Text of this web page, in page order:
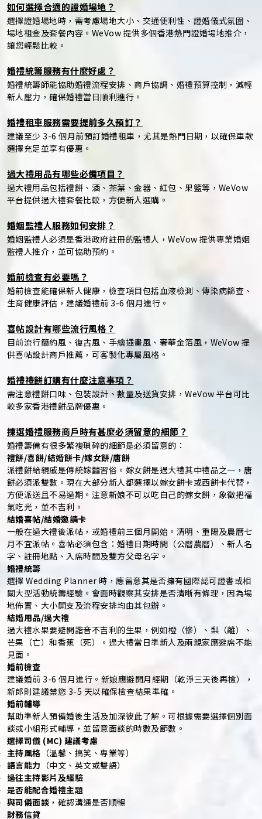
如何選擇合適的證婚場地？
選擇證婚場地時，需考慮場地大小、交通便利性、證婚儀式氛圍、
場地租金及套餐內容。WeVow 提供多個香港熱門證婚場地推介，
讓您輕鬆比較。
婚禮統籌服務有什麼好處？
婚禮統籌師能協助婚禮流程安排、商戶協調、婚禮預算控制，減輕
新人壓力，確保婚禮當日順利進行。
婚禮租車服務需要提前多久預訂？
建議至少 3-6 個月前預訂婚禮租車，尤其是熱門日期，以確保車款
選擇充足並享有優惠。
過大禮用品有哪些必備項目？
過大禮用品包括禮餅、酒、茶葉、金器、紅包、果籃等，WeVow
平台提供過大禮套餐比較，方便新人選購。
婚姻監禮人服務如何安排？
婚姻監禮人必須是香港政府註冊的監禮人，WeVow 提供專業婚姻
監禮人推介，並可協助預約。
婚前檢查有必要嗎？
婚前檢查能確保新人健康，檢查項目包括血液檢測、傳染病篩查、
生育健康評估，建議婚禮前 3-6 個月進行。
喜帖設計有哪些流行風格？
目前流行簡約風、復古風、手繪插畫風、奢華金箔風，WeVow 提
供喜帖設計商戶推薦，可客製化專屬風格。
婚禮禮餅訂購有什麼注意事項？
需注意禮餅口味、包裝設計、數量及送貨安排，WeVow 平台可比
較多家香港禮餅品牌優惠。
揀選婚禮服務商戶時有甚麼必須留意的細節？
婚禮籌備有很多繁複瑣碎的細節是必須留意的：
禮餅/喜餅/結婚餅卡/嫁女餅/唐餅
派禮餅給親戚是傳統嫁囍習俗。嫁女餅是過大禮其中禮品之一，唐
餅必須派雙數。現在大部分新人都選擇以嫁女餅卡或西餅卡代替，
方便派送且不易過期。注意新娘不可以吃自己的嫁女餅，象徵把福
氣吃光，並不吉利。
結婚喜帖/結婚邀請卡
一般在過大禮後派帖，或婚禮前三個月開始。清明、重陽及農曆七
月不宜派帖。喜帖必須包含：婚禮日期時間（公曆農曆）、新人名
字、註冊地點、入席時間及雙方父母名字。
婚禮統籌
選擇 Wedding Planner 時，應留意其是否擁有國際認可證書或相
關大型活動統籌經驗。會面時觀察其安排是否清晰有條理，因為場
地佈置、大小開支及流程安排均由其包辦。
結婚用品/過大禮
過大禮水果要避開諧音不吉利的生果，例如橙（慘）、梨（離）、
芒果（亡）和香蕉（死）。過大禮當日準新人及兩親家應避席不能
見面。
婚前檢查
建議婚前 3-6 個月進行。新娘應避開月經期（乾淨三天後再檢），
新郎則建議禁慾 3-5 天以確保檢查結果準確。
婚前輔導
幫助準新人預備婚後生活及加深彼此了解。可根據需要選擇個別面
談或小組形式輔導，並留意面談的時數及節數。
選擇司儀 (MC) 建議考慮
主持風格 （溫馨、搞笑、專業等）
語言能力 （中文、英文或雙語）
過往主持影片及經驗
是否能配合婚禮主題
與司儀面談 ，確認溝通是否順暢
財務信貸